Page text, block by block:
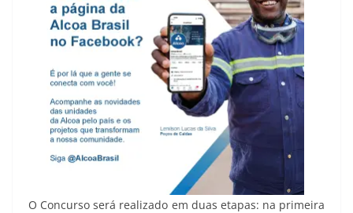
O Concurso será realizado em duas etapas: na primeira